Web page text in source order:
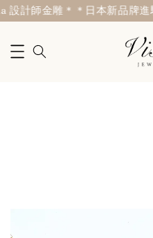
計師金雕＊ ＊日本新品牌進